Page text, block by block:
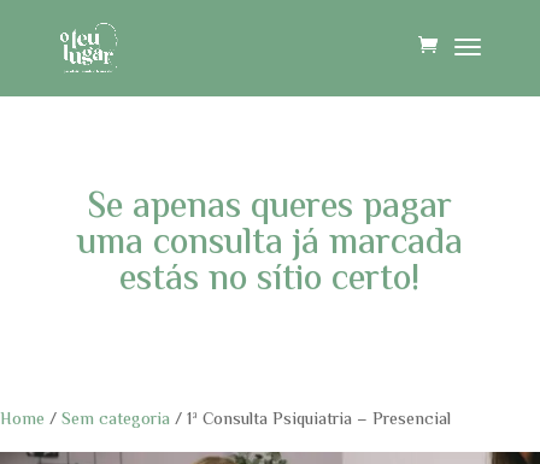
Se apenas queres pagar
uma consulta já marcada
estás no sítio certo!
Home /Sem categoria / 1ª Consulta Psiquiatria – Presencial